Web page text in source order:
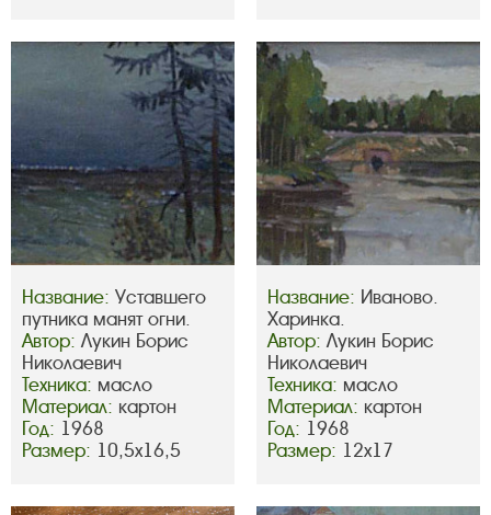
Название: Уставшего
путника манят огни.
Автор: Лукин Борис
Николаевич
Техника: масло
Материал: картон
Год: 1968
Размер: 10,5х16,5
Название: Иваново.
Харинка.
Автор: Лукин Борис
Николаевич
Техника: масло
Материал: картон
Год: 1968
Размер: 12х17